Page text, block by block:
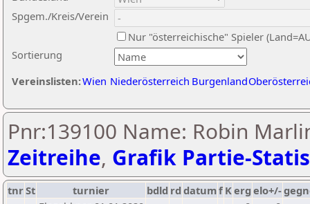
Sortierung
Spgem./Kreis/Verein
Nur "österreichische" Spieler
Vereinslisten:Wien Niederösterreich Burgenland
Pnr:139100 Name: Robin
Zeitreihe, Grafik Partie-
tnrSt turnier bdld rd datumf Kerg elo+/-